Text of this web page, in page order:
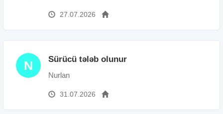
27.07.2026
N Sürücü tələb olunur
Nurlan
31.07.2026